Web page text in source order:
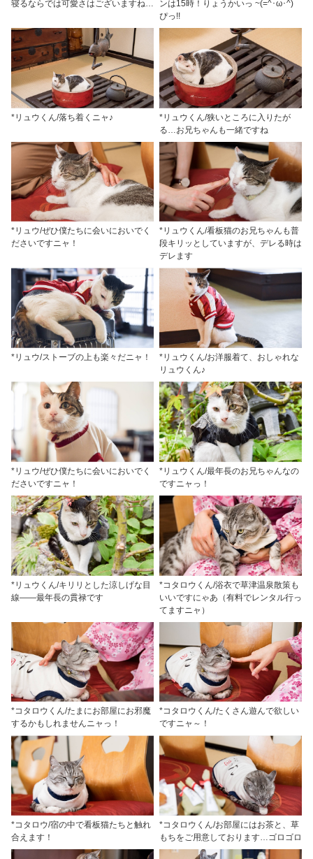
寝るならでは可愛さはございますね…
ンは15時！りょうかいっ ~(=^･ω･^)ゞ
ぴっ!!
*リュウくん/落ち着くニャ♪
*リュウくん/狭いところに入りたが
る…お兄ちゃんも一緒ですね
*リュウ/ぜひ僕たちに会いにおいでく
ださいですニャ！
*リュウくん/看板猫のお兄ちゃんも普
段キリッとしていますが、デレる時は
デレます
*リュウ/ストーブの上も楽々だニャ！
*リュウくん/お洋服着て、おしゃれな
リュウくん♪
*リュウ/ぜひ僕たちに会いにおいでく
ださいですニャ！
*リュウくん/最年長のお兄ちゃんなの
ですニャっ！
*リュウくん/キリリとした涼しげな目
線――最年長の貫禄です
*コタロウくん/浴衣で草津温泉散策も
いいですにゃあ（有料でレンタル行っ
てますニャ）
*コタロウくん/たまにお部屋にお邪魔
するかもしれませんニャっ！
*コタロウくん/たくさん遊んで欲しい
ですニャ～！
*コタロウ/宿の中で看板猫たちと触れ
合えます！
*コタロウくん/お部屋にはお茶と、草
もちをご用意しております…ゴロゴロ